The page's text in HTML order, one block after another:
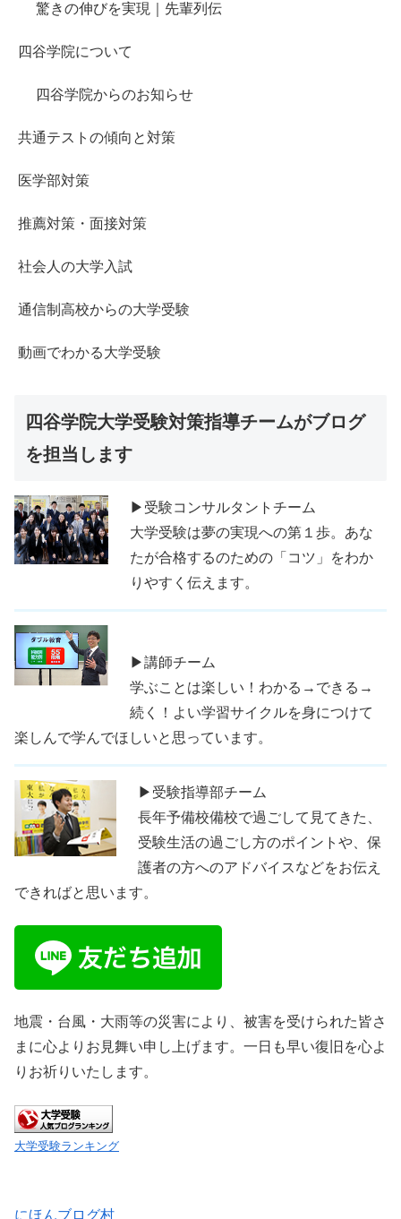
驚きの伸びを実現｜先輩列伝
四谷学院について
四谷学院からのお知らせ
共通テストの傾向と対策
医学部対策
推薦対策・面接対策
社会人の大学入試
通信制高校からの大学受験
動画でわかる大学受験
四谷学院大学受験対策指導チームがブログ
を担当します
▶受験コンサルタントチーム
大学受験は夢の実現への第１歩。あな
たが合格するのための「コツ」をわか
りやすく伝えます。
▶講師チーム
学ぶことは楽しい！わかる→できる→
続く！よい学習サイクルを身につけて
楽しんで学んでほしいと思っています。
▶受験指導部チーム
長年予備校備校で過ごして見てきた、
受験生活の過ごし方のポイントや、保
護者の方へのアドバイスなどをお伝え
できればと思います。
地震・台風・大雨等の災害により、被害を受けられた皆さ
まに心よりお見舞い申し上げます。一日も早い復旧を心よ
りお祈りいたします。
大学受験ランキング
にほんブログ村